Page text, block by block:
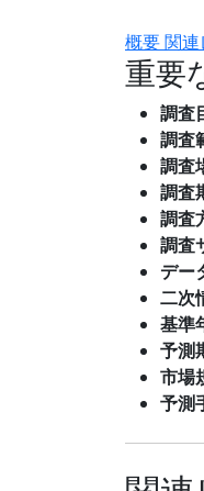
概要関連
重要
調査
調査
調査
調査
調査
調査
デー
二次
基準
予測
市場
予測